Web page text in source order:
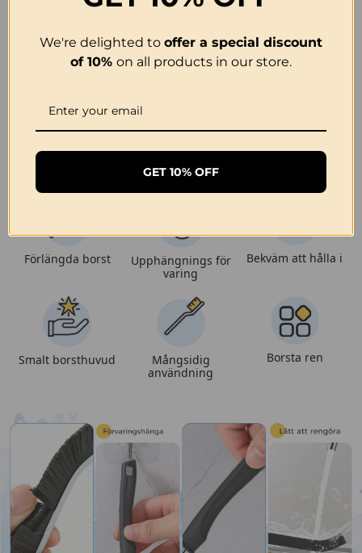
Förlängda borst
Upphängnings för
varing
Bekväm att hålla i
Smalt borsthuvud
Mångsidig
användning
Borsta ren
We're delighted to offer a special discount
of 10% on all products in our store.
GET 10% OFF